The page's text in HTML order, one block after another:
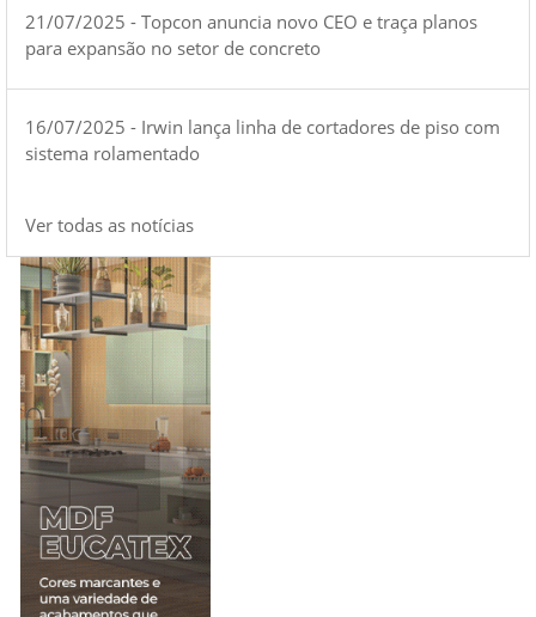
21/07/2025 - Topcon anuncia novo CEO e traça planos
para expansão no setor de concreto
16/07/2025 - Irwin lança linha de cortadores de piso com
sistema rolamentado
Ver todas as notícias